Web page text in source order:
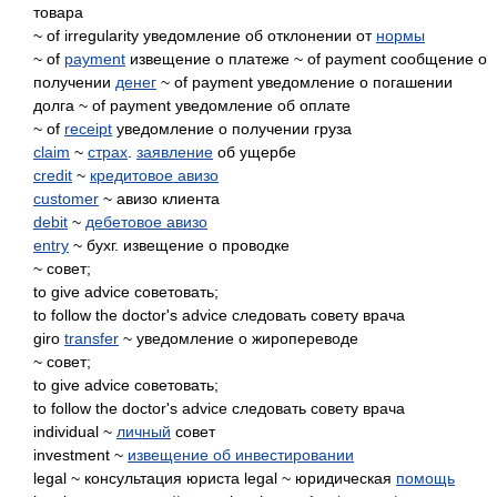
товара
~ of irregularity уведомление об отклонении от нормы
~ of payment извещение о платеже ~ of payment сообщение о
получении денег ~ of payment уведомление о погашении
долга ~ of payment уведомление об оплате
~ of receipt уведомление о получении груза
claim ~ страх заявление об ущербе
credit ~ кредитовое авизо
customer ~ авизо клиента
debit ~ дебетовое авизо
entry ~ бухг. извещение о проводке
~ совет;
to give advice советовать;
to follow the doctor's advice следовать совету врача
giro transfer ~ уведомление о жиропереводе
~ совет;
to give advice советовать;
to follow the doctor's advice следовать совету врача
individual ~ личный совет
investment ~ извещение об инвестировании
legal ~ консультация юриста legal ~ юридическая помощь